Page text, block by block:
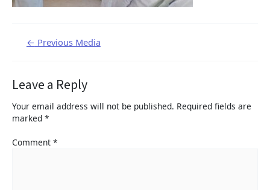
← Previous Media
Leave a Reply
Your email address will not be published. Required fields are
marked *
Comment *